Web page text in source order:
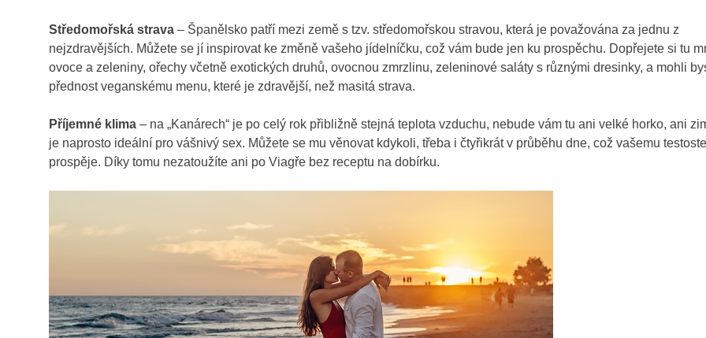
Středomořská strava – Španělsko patří mezi země s tzv. středomořskou stravou, která je považována za jednu z
nejzdravějších. Můžete se jí inspirovat ke změně vašeho jídelníčku, což vám bude jen ku prospěchu. Dopřejete si tu
ovoce a zeleniny, ořechy včetně exotických druhů, ovocnou zmrzlinu, zeleninové saláty s různými dresinky, a mohli
přednost veganskému menu, které je zdravější, než masitá strava.
Příjemné klima – na „Kanárech“ je po celý rok přibližně stejná teplota vzduchu, nebude vám tu ani velké horko, ani
je naprosto ideální pro vášnivý sex. Můžete se mu věnovat kdykoli, třeba i čtyřikrát v průběhu dne, což vašemu
prospěje. Díky tomu nezatoužíte ani po Viagře bez receptu na dobírku.